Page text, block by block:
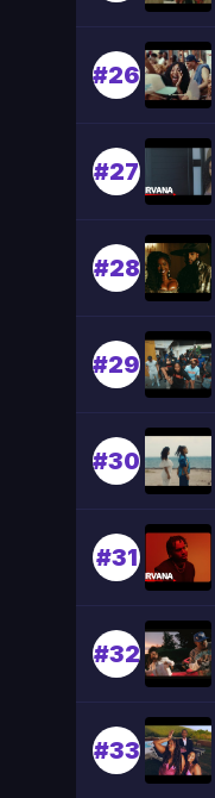
#26
#27
#28
#29
#30
#31
#32
#33